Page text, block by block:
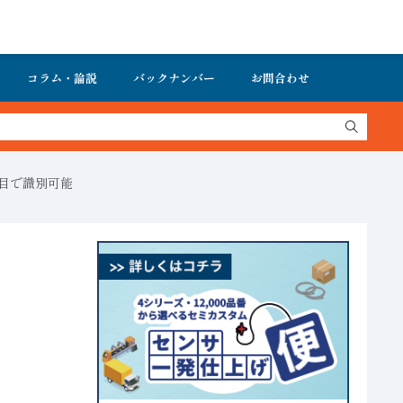
コラム・論説 バックナンバー お問合わせ
で識別可能